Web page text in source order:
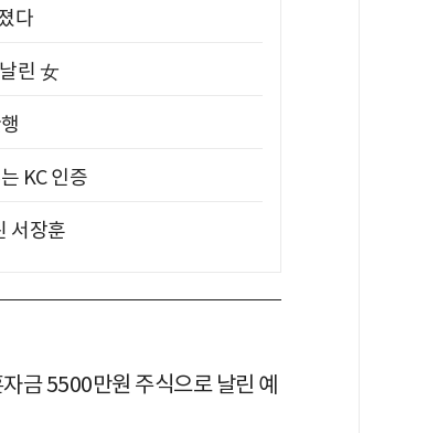
다
린 女
KC 인증
서장훈
금 5500만원 주식으로 날린 예